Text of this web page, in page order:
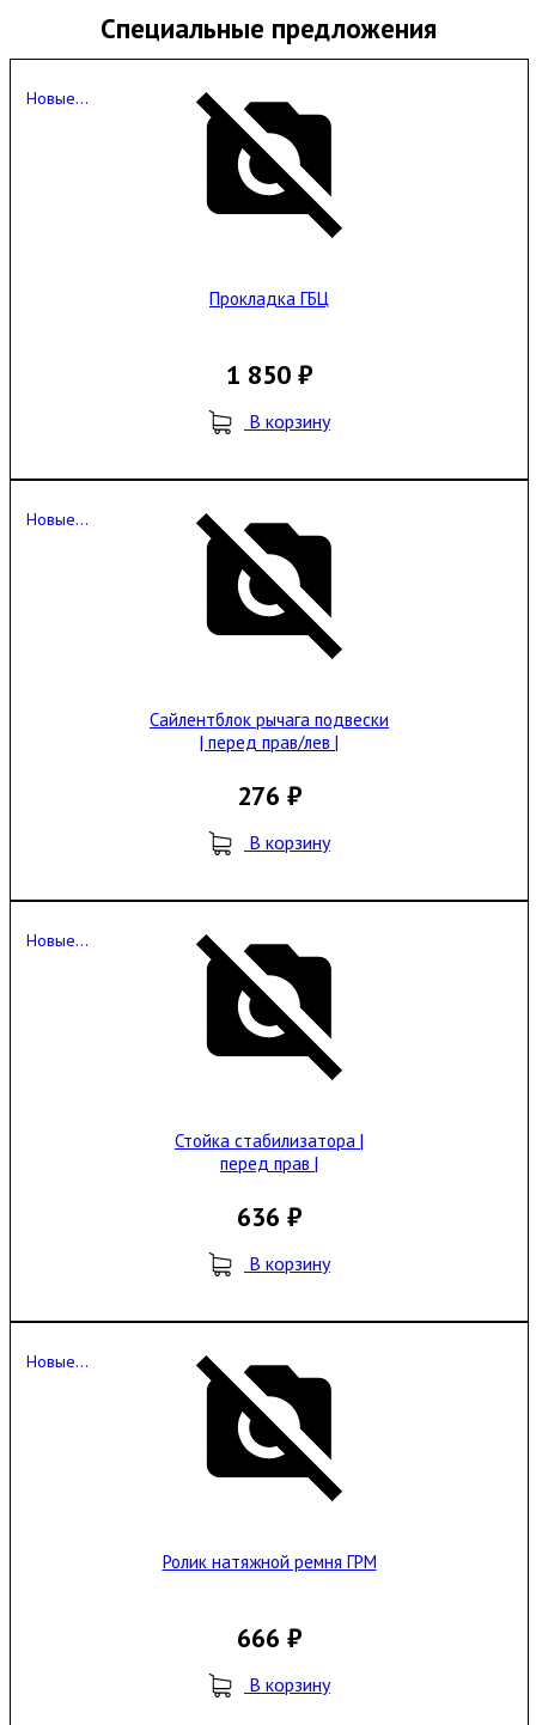
Специальные предложения
Новые...
Прокладка ГБЦ
1 850 ₽
В корзину
Новые...
Сайлентблок рычага подвески
| перед прав/лев |
276 ₽
В корзину
Новые...
Стойка стабилизатора |
перед прав |
636 ₽
В корзину
Новые...
Ролик натяжной ремня ГРМ
666 ₽
В корзину